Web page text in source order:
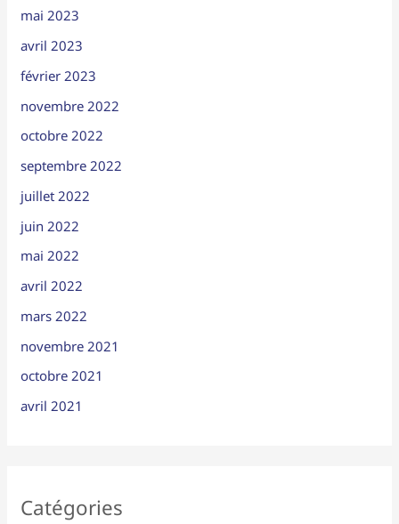
mai 2023
avril 2023
février 2023
novembre 2022
octobre 2022
septembre 2022
juillet 2022
juin 2022
mai 2022
avril 2022
mars 2022
novembre 2021
octobre 2021
avril 2021
Catégories